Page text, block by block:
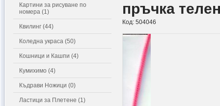
Картини за рисуване по
номера (1)
Квилинг (44)
Коледна украса (50)
Кошници и Кашпи (4)
Кумихимо (4)
Къдрави Ножици (0)
Ластици за Плетене (1)
пръчка
Код: 504046